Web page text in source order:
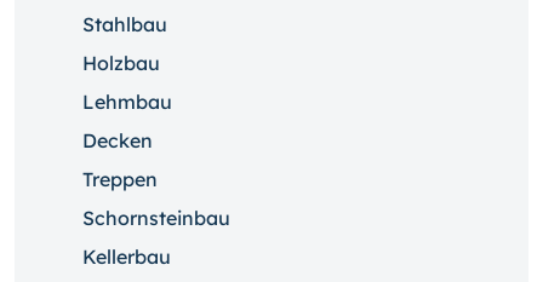
Stahlbau
Holzbau
Lehmbau
Decken
Treppen
Schornsteinbau
Kellerbau